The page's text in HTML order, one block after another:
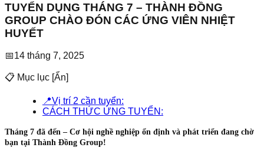
TUYỂN DỤNG THÁNG 7 – THÀNH ĐỒNG
GROUP CHÀO ĐÓN CÁC ỨNG VIÊN NHIỆT
HUYẾT
📅14 tháng 7, 2025
📋 Mục lục [Ẩn]
📍Vị trí 2 cần tuyển:
CÁCH THỨC ỨNG TUYỂN:
Tháng 7 đã đến – Cơ hội nghề nghiệp ổn định và phát triển đang chờ
bạn tại Thành Đồng Group!